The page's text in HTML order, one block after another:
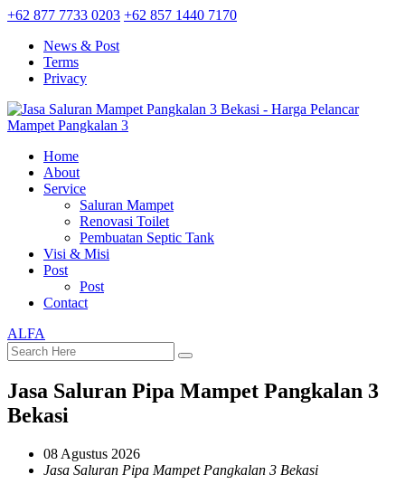
+62 877 7733 0203 +62 857 1440 7170
News & Post
Terms
Privacy
Home
About
Service
Saluran Mampet
Renovasi Toilet
Pembuatan Septic Tank
Visi & Misi
Post
Post
Contact
ALFA
Jasa Saluran Pipa Mampet Pangkalan 3
Bekasi
08 Agustus 2026
Jasa Saluran Pipa Mampet Pangkalan 3 Bekasi